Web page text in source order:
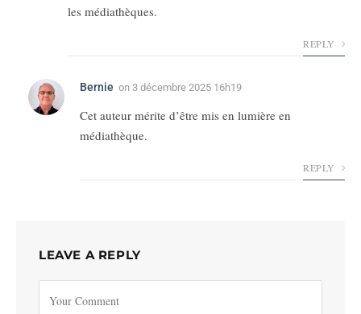
les médiathèques.
REPLY
Bernie on 3 décembre 2025 16h19
Cet auteur mérite d’être mis en lumière en
médiathèque.
REPLY
LEAVE A REPLY